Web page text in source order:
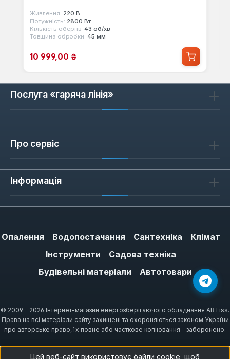
Живлення: 220 В
Потужність: 2800 Вт
Кількість обертів: 43 об/хв
Товщина обробки: 45 мм
Ціна продажу:
10 999,00 ₴
Послуга «гаряча лінія»
Про сервіс
Інформація
Опалення Водопостачання Сантехніка
Клімат
Інструменти
Садова техніка
Будівельні матеріали
Автотовари
© 2009 - 2026 Інтернет-магазин енергозберігаючого обладнання ARTiss.
Права на всі матеріали сайту захищені та охороняються законом України
про авторське право, їх повне або часткове копіювання – заборонено.
Цей веб-сайт використовує файли cookie, щоб